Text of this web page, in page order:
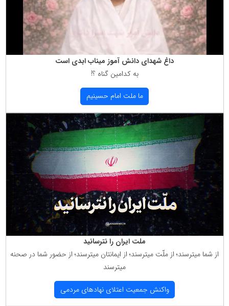
داغ شهدای دانش آموز میناب ابدی است
به كدامین گناه ؟!
ما ملت امام حسینیم
ملت ایران را نترسانید
از شما میترسند؛ از ملّت میترسند؛ از ایمانتان میترسند؛ از حضور شما در صحنه
میترسند
واكنش جمعیت اعتلای نهادهای مردمی